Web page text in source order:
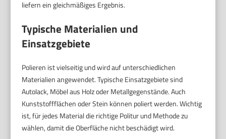
liefern ein gleichmäßiges Ergebnis.
Typische Materialien und
Einsatzgebiete
Polieren ist vielseitig und wird auf unterschiedlichen
Materialien angewendet. Typische Einsatzgebiete sind
Autolack, Möbel aus Holz oder Metallgegenstände. Auch
Kunststoffflächen oder Stein können poliert werden. Wichtig
ist, für jedes Material die richtige Politur und Methode zu
wählen, damit die Oberfläche nicht beschädigt wird.